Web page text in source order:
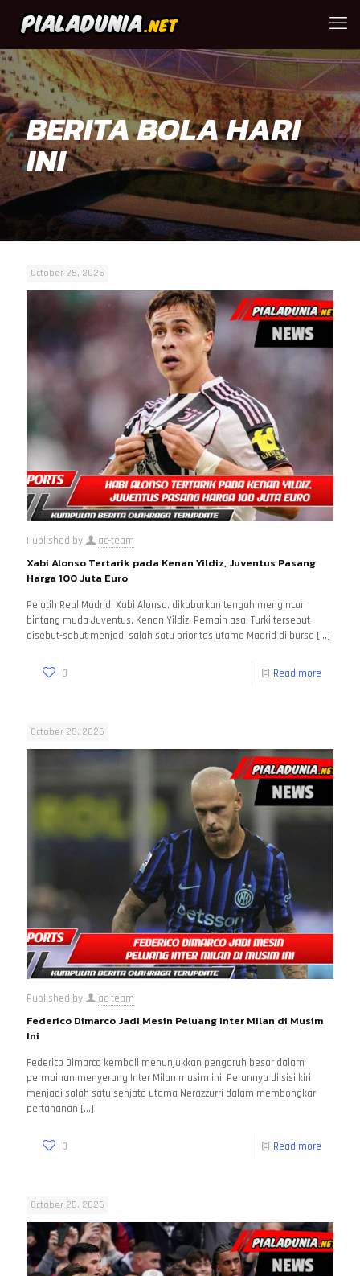
BERITA BOLA HARI
INI
October 25, 2025
Published by ac-team
Xabi Alonso Tertarik pada Kenan Yildiz, Juventus Pasang
Harga 100 Juta Euro
Pelatih Real Madrid, Xabi Alonso, dikabarkan tengah mengincar
bintang muda Juventus, Kenan Yildiz. Pemain asal Turki tersebut
disebut-sebut menjadi salah satu prioritas utama Madrid di bursa […]
0 Read more
October 25, 2025
Published by ac-team
Federico Dimarco Jadi Mesin Peluang Inter Milan di Musim
Ini
Federico Dimarco kembali menunjukkan pengaruh besar dalam
permainan menyerang Inter Milan musim ini. Perannya di sisi kiri
menjadi salah satu senjata utama Nerazzurri dalam membongkar
pertahanan […]
0 Read more
October 25, 2025